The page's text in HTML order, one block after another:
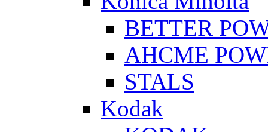
BETTER
AHCME
STALS
Kodak